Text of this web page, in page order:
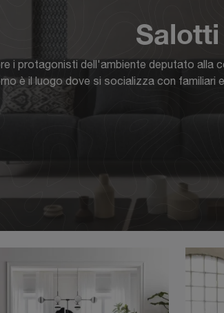
Salotti
i protagonisti dell'ambiente deputato alla
è il luogo dove si socializza con familiari